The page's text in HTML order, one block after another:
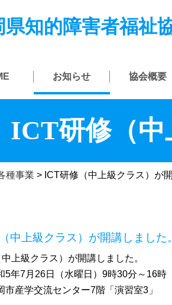
県知的障害者福祉
お知らせ 協会概要
ICT研修（中
種事業 > ICT研修（中上級クラス）が
中上級クラス）が開講しました。
上級クラス）が開講しました。
5年7月26日（水曜日）9時30分～16時
市産学交流センター7階「演習室3」